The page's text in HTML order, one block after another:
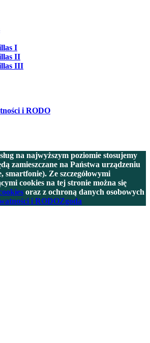
I
II
III
i RODO
na najwyższym poziomie stosujemy
zamieszczane na Państwa urządzeniu
smartfonie). Ze szczegółowymi
cookies na tej stronie można się
oraz z ochroną danych osobowych
i RODOZgoda